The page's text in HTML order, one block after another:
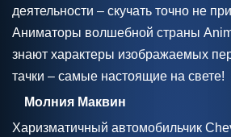
деятельности – скучать точно не
Аниматоры волшебной страны
знают характеры изображаемых
тачки – самые настоящие на свете!
Молния Маквин
Харизматичный автомобильчик